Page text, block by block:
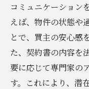
コミュニケーション
えば、物件の状態や
とで、買主の安心感
た、契約書の内容を
要に応じて専門家の
す。これにより、潜